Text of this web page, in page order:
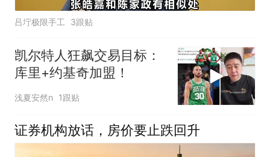
吕坾极限手工 3跟贴
凯尔特人狂飙交易目标：
库里+约基奇加盟！
浅夏安然n 1跟贴
证券机构放话，房价要止跌回升